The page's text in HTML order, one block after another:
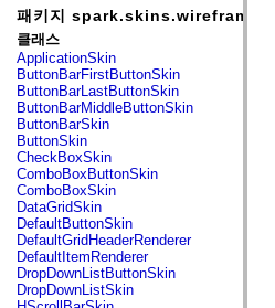
fl.controls.progressBarClasses
fl.core
fl.data
fl.display
fl.events
fl.ik
fl.lang
fl.livepreview
fl.managers
fl.motion
fl.motion.easing
fl.rsl
fl.text
fl.transitions
fl.transitions.easing
fl.video
flash.accessibility
flash.concurrent
패키지 spark.skins.wireframe
클래스
ApplicationSkin
ButtonBarFirstButtonSkin
ButtonBarLastButtonSkin
ButtonBarMiddleButtonSkin
ButtonBarSkin
ButtonSkin
CheckBoxSkin
ComboBoxButtonSkin
ComboBoxSkin
DataGridSkin
DefaultButtonSkin
DefaultGridHeaderRenderer
DefaultItemRenderer
DropDownListButtonSkin
DropDownListSkin